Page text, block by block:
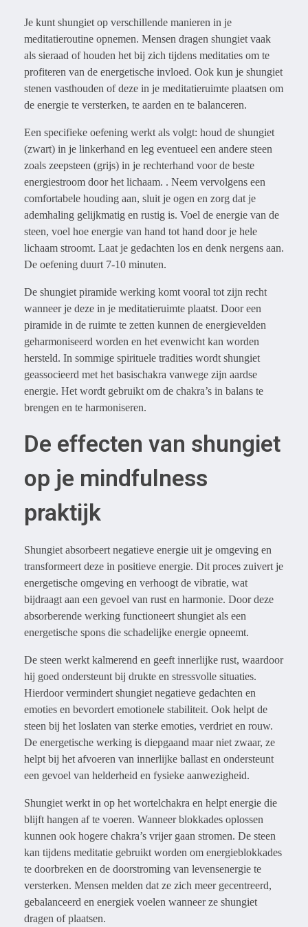
Je kunt shungiet op verschillende manieren in je
meditatieroutine opnemen. Mensen dragen shungiet vaak
als sieraad of houden het bij zich tijdens meditaties om te
profiteren van de energetische invloed. Ook kun je shungiet
stenen vasthouden of deze in je meditatieruimte plaatsen om
de energie te versterken, te aarden en te balanceren.
Een specifieke oefening werkt als volgt: houd de shungiet
(zwart) in je linkerhand en leg eventueel een andere steen
zoals zeepsteen (grijs) in je rechterhand voor de beste
energiestroom door het lichaam. . Neem vervolgens een
comfortabele houding aan, sluit je ogen en zorg dat je
ademhaling gelijkmatig en rustig is. Voel de energie van de
steen, voel hoe energie van hand tot hand door je hele
lichaam stroomt. Laat je gedachten los en denk nergens aan.
De oefening duurt 7-10 minuten.
De shungiet piramide werking komt vooral tot zijn recht
wanneer je deze in je meditatieruimte plaatst. Door een
piramide in de ruimte te zetten kunnen de energievelden
geharmoniseerd worden en het evenwicht kan worden
hersteld. In sommige spirituele tradities wordt shungiet
geassocieerd met het basischakra vanwege zijn aardse
energie. Het wordt gebruikt om de chakra’s in balans te
brengen en te harmoniseren.
De effecten van shungiet
op je mindfulness
praktijk
Shungiet absorbeert negatieve energie uit je omgeving en
transformeert deze in positieve energie. Dit proces zuivert je
energetische omgeving en verhoogt de vibratie, wat
bijdraagt aan een gevoel van rust en harmonie. Door deze
absorberende werking functioneert shungiet als een
energetische spons die schadelijke energie opneemt.
De steen werkt kalmerend en geeft innerlijke rust, waardoor
hij goed ondersteunt bij drukte en stressvolle situaties.
Hierdoor vermindert shungiet negatieve gedachten en
emoties en bevordert emotionele stabiliteit. Ook helpt de
steen bij het loslaten van sterke emoties, verdriet en rouw.
De energetische werking is diepgaand maar niet zwaar, ze
helpt bij het afvoeren van innerlijke ballast en ondersteunt
een gevoel van helderheid en fysieke aanwezigheid.
Shungiet werkt in op het wortelchakra en helpt energie die
blijft hangen af te voeren. Wanneer blokkades oplossen
kunnen ook hogere chakra’s vrijer gaan stromen. De steen
kan tijdens meditatie gebruikt worden om energieblokkades
te doorbreken en de doorstroming van levensenergie te
versterken. Mensen melden dat ze zich meer gecentreerd,
gebalanceerd en energiek voelen wanneer ze shungiet
dragen of plaatsen.